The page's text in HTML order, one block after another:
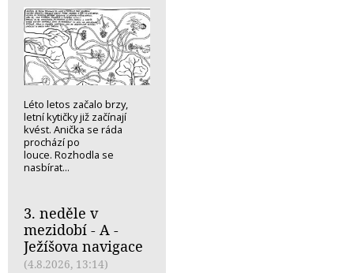
Léto letos začalo brzy,
letní kytičky již začínají
kvést. Anička se ráda
prochází po
louce. Rozhodla se
nasbírat...
3. neděle v
mezidobí - A -
Ježíšova navigace
(4.8.2026, 13:14)